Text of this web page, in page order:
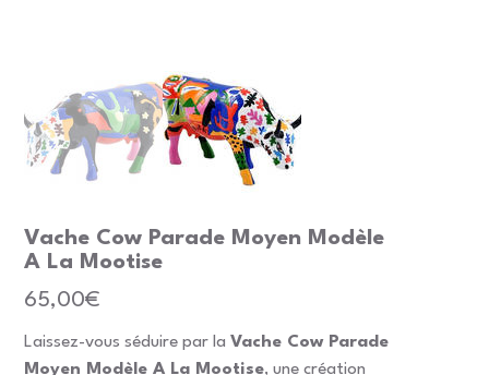
Vache Cow Parade Moyen Modèle
A La Mootise
Prix
65,00€
Laissez-vous séduire par laVache Cow Parade
Moyen Modèle A La Mootise, une création